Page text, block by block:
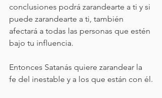
conclusiones podrá zarandearte a ti y si
puede zarandearte a ti, también
afectará a todas las personas que estén
bajo tu influencia.
Entonces Satanás quiere zarandear la
fe del inestable y a los que están con él.